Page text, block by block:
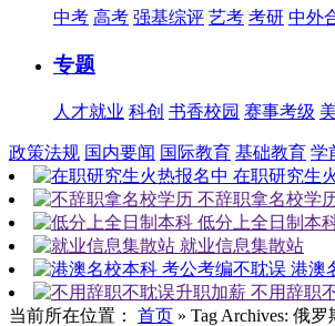
中考 高考 强基综评 艺考 考研 中外
专题
人才就业 科创 书香校园 赛事考级
政策法规 国内要闻 国际教育 基础教育 学
在职研究生
不辞职拿名校学
低分上全日制本
就业信息集散站
港澳
不用辞职
当前所在位置： 首页 » Tag Archives: 俄